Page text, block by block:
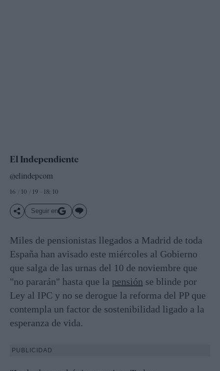
El Independiente
@elindepcom
16 / 10 / 19 - 18: 10
Seguir en
Miles de pensionistas llegados a Madrid de toda
España han avisado este miércoles al Gobierno
que salga de las urnas del 10 de noviembre que
"no pararán" hasta que la pensión se blinde por
Ley al IPC y no se derogue la reforma del PP que
contempla un factor de sostenibilidad ligado a la
esperanza de vida.
PUBLICIDAD